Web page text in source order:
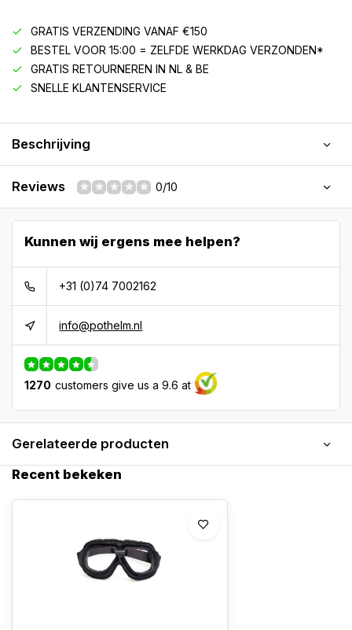
GRATIS VERZENDING VANAF €150
BESTEL VOOR 15:00 = ZELFDE WERKDAG VERZONDEN*
GRATIS RETOURNEREN IN NL & BE
SNELLE KLANTENSERVICE
Beschrijving
Reviews 0/10
Kunnen wij ergens mee helpen?
+31 (0)74 7002162
info@pothelm.nl
1270 customers give us a 9.6 at
Gerelateerde producten
Recent bekeken